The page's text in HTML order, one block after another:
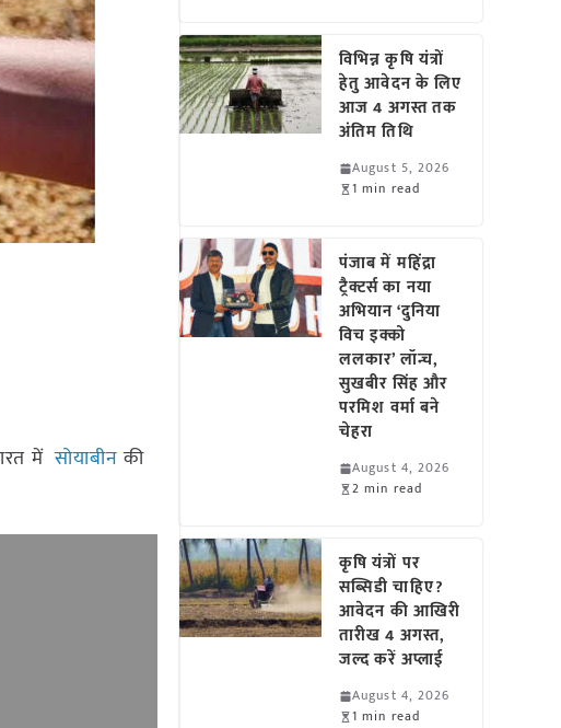
में सोयाबीनकी
विभिन्न कृषि यंत्रों
हेतु आवेदन के लिए
आज 4 अगस्त तक
अंतिम तिथि
August 5, 2026
1 min read
पंजाब में महिंद्रा
ट्रैक्टर्स का नया
अभियान ‘दुनिया
विच इक्को
ललकार’ लॉन्च,
सुखबीर सिंह और
परमिश वर्मा बने
चेहरा
August 4, 2026
2 min read
कृषि यंत्रों पर
सब्सिडी चाहिए?
आवेदन की आखिरी
तारीख 4 अगस्त,
जल्द करें अप्लाई
August 4, 2026
1 min read